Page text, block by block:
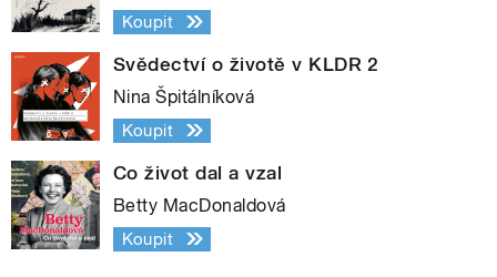
Koupit
Svědectví o životě v KLDR 2
Nina Špitálníková
Koupit
Co život dal a vzal
Betty MacDonaldová
Koupit